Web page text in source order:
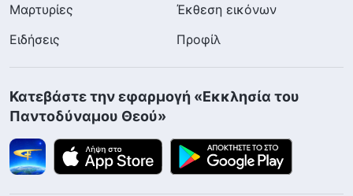
Μαρτυρίες
Έκθεση εικόνων
Ειδήσεις
Προφίλ
Κατεβάστε την εφαρμογή «Εκκλησία του
Παντοδύναμου Θεού»